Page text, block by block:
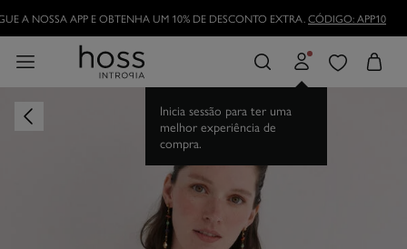
A NOSSA APP E OBTENHA UM 10% DE DESCONTO EXTRA.CÓDIGO: APP10
Inicia sessão para ter uma
melhor experiência de
compra.